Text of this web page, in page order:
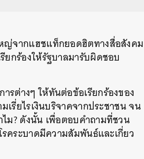
ญ่จากแฮชแท็กยอดฮิตทางสื่อสังคม
กร้องให้รัฐบาลมารับผิดชอบ
รต่างๆ ให้ทันต่อข้อเรียกร้องของ
เรี่ยไรเงินบริจาคจากประชาชนจน
ม?ดังนั้น เพื่อตอบคำถามที่ชวน
คระบาดมีความสัมพันธ์และเกี่ยว